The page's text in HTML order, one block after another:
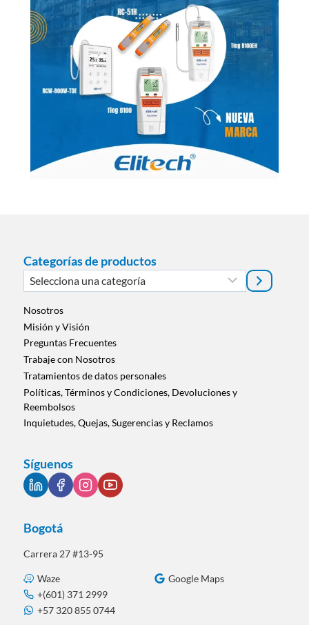
Categorías de productos
Selecciona
una
categoría
Nosotros
Misión y Visión
Preguntas Frecuentes
Trabaje con Nosotros
Tratamientos de datos personales
Políticas, Términos y Condiciones, Devoluciones y
Reembolsos
Inquietudes, Quejas, Sugerencias y Reclamos
Síguenos
Bogotá
Carrera 27 #13-95
Waze
Google Maps
+(601) 371 2999
+57 320 855 0744